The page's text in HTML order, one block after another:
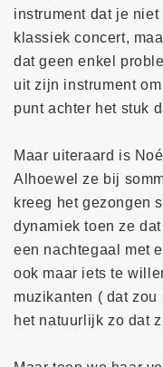
instrument dat je
klassiek concert,
dat geen enkel
uit zijn instrument
punt achter het stuk
Maar uiteraard is
Alhoewel ze bij
kreeg het gezongen
dynamiek toen ze
een nachtegaal met
ook maar iets te
muzikanten ( dat
het natuurlijk zo dat